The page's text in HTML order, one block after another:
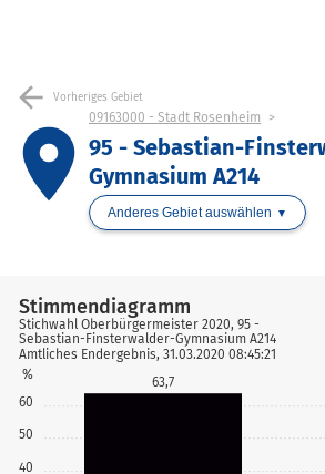
arrow_back Vorheriges Gebiet
place
09163000 - Stadt Rosenheim
95 - Sebastian-
Gymnasium A214
Anderes Gebiet auswählen
40
50
60
%
63,7
Stimmendiagramm
Stichwahl Oberbürgermeister 2020, 95 -
Sebastian-Finsterwalder-Gymnasium A214
Amtliches Endergebnis, 31.03.2020 08:45:21